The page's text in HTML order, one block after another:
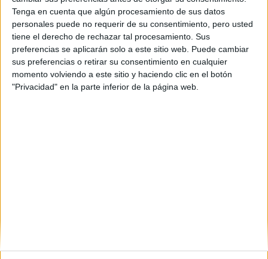
Tenga en cuenta que algún procesamiento de sus datos
personales puede no requerir de su consentimiento, pero usted
tiene el derecho de rechazar tal procesamiento. Sus
preferencias se aplicarán solo a este sitio web. Puede cambiar
sus preferencias o retirar su consentimiento en cualquier
momento volviendo a este sitio y haciendo clic en el botón
"Privacidad" en la parte inferior de la página web.
60
Coste primer año:
1132 €
Máster Universitario en
Nanociencia y Tecnología de
Materiales
(current)